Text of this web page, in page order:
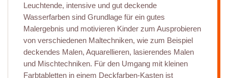
Leuchtende, intensive und gut deckende
Wasserfarben sind Grundlage für ein gutes
Malergebnis und motivieren Kinder zum Ausprobieren
von verschiedenen Maltechniken, wie zum Beispiel
deckendes Malen, Aquarellieren, lasierendes Malen
und Mischtechniken. Für den Umgang mit kleinen
Farbtabletten in einem Deckfarben-Kasten ist